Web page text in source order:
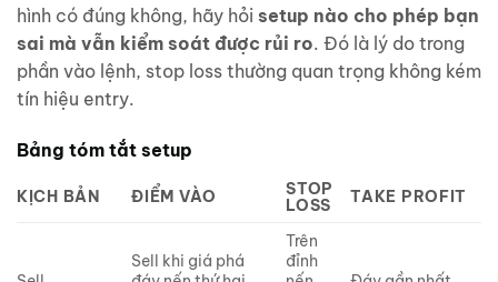
hình có đúng không, hãy hỏi setup nào cho phép bạn
sai mà vẫn kiểm soát được rủi ro. Đó là lý do trong
phần vào lệnh, stop loss thường quan trọng không kém
tín hiệu entry.
Bảng tóm tắt setup
KỊCH BẢN ĐIỂM VÀO
STOP
LOSS
TAKE PROFIT
Sell khi giá phá
Trên
đỉnh